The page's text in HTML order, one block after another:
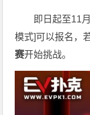
即日起至11
模式]可以报名，
赛开始挑战。